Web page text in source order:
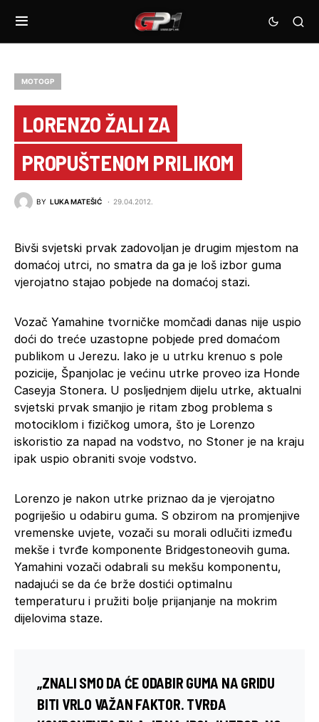
MOTOGP
LORENZO ŽALI ZA
PROPUŠTENOM PRILIKOM
BY LUKA MATEŠIĆ 29.04.2012.
Bivši svjetski prvak zadovoljan je drugim mjestom na
domaćoj utrci, no smatra da ga je loš izbor guma
vjerojatno stajao pobjede na domaćoj stazi.
Vozač Yamahine tvorničke momčadi danas nije uspio
doći do treće uzastopne pobjede pred domaćom
publikom u Jerezu. Iako je u utrku krenuo s pole
pozicije, Španjolac je većinu utrke proveo iza Honde
Caseyja Stonera. U posljednjem dijelu utrke, aktualni
svjetski prvak smanjio je ritam zbog problema s
motociklom i fizičkog umora, što je Lorenzo
iskoristio za napad na vodstvo, no Stoner je na kraju
ipak uspio obraniti svoje vodstvo.
Lorenzo je nakon utrke priznao da je vjerojatno
pogriješio u odabiru guma. S obzirom na promjenjive
vremenske uvjete, vozači su morali odlučiti između
mekše i tvrđe komponente Bridgestoneovih guma.
Yamahini vozači odabrali su mekšu komponentu,
nadajući se da će brže dostići optimalnu
temperaturu i pružiti bolje prijanjanje na mokrim
dijelovima staze.
„ZNALI SMO DA ĆE ODABIR GUMA NA GRIDU
BITI VRLO VAŽAN FAKTOR. TVRĐA